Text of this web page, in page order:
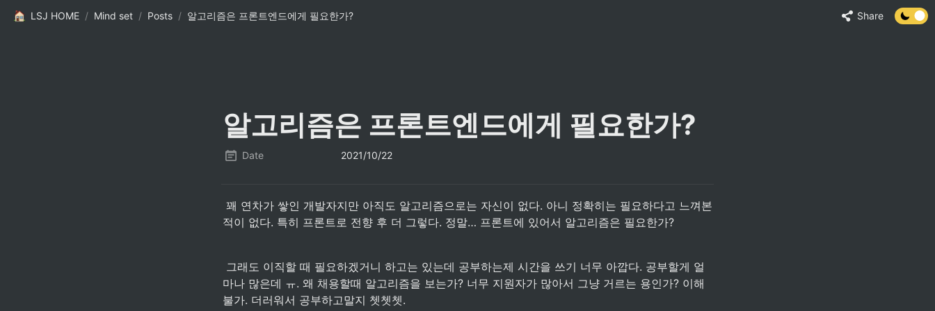
LSJ HOME / Mind set / Posts / 알고리즘은 프론트엔드에게 필요한가? Share
알고리즘은 프론트엔드에게 필요한가?
Date 2021/10/22
적이 없다. 특히 프론트로 전향 후 더 그렇다. 정말… 프론트에 있어서 알고리즘은 필요한가?
마나 많은데 ㅠ. 왜 채용할때 알고리즘을 보는가? 너무 지원자가 많아서 그냥 거르는 용인가? 이해
불가. 더러워서 공부하고말지 쳇쳇쳇.